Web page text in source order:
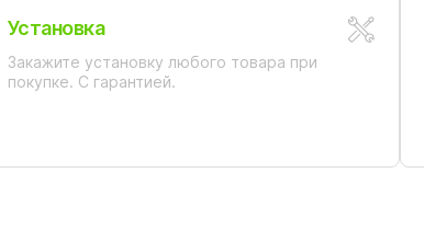
Установка
Закажите установку любого товара при
покупке. С гарантией.